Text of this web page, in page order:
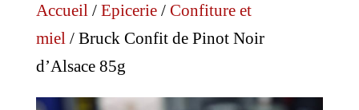
Accueil/ Epicerie/ Confiture et
miel/ Bruck Confit de Pinot Noir
d’Alsace 85g